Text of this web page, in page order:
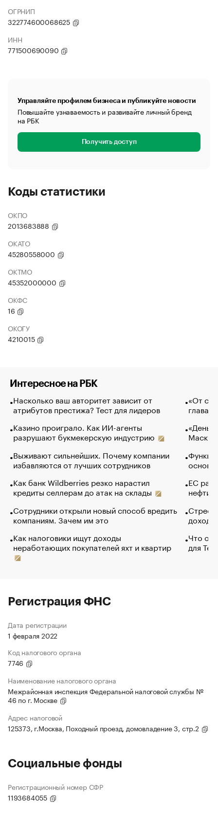
ОГРНИП
322774600068625
ИНН
771500690090
Управляйте профилем бизнеса и публикуйте новости
Повышайте узнаваемость и развивайте личный бренд
на РБК
Получить доступ
Коды статистики
ОКПО
2013683888
ОКАТО
45280558000
ОКТМО
45352000000
ОКФС
16
ОКОГУ
4210015
Интересное на РБК
Насколько ваш авторитет зависит от
атрибутов престижа? Тест для лидеров
Казино проиграло. Как ИИ-агенты
разрушают букмекерскую индустрию
Выживают сильнейших. Почему компании
избавляются от лучших сотрудников
Как банк Wildberries резко нарастил
кредиты селлерам до атак на склады
Сотрудники открыли новый способ вредить
компаниям. Зачем им это
Как налоговики ищут доходы
неработающих покупателей яхт и квартир
«От
глава
Маск в
основ
ЕС
нефти
Что
для
Регистрация ФНС
Дата регистрации
1 февраля 2022
Код налогового органа
7746
Наименование налогового органа
Межрайонная инспекция Федеральной налоговой службы №
46 по г. Москве
Адрес налоговой
125373, г.Москва, Походный проезд, домовладение 3, стр.2
Социальные фонды
Регистрационный номер СФР
1193684055